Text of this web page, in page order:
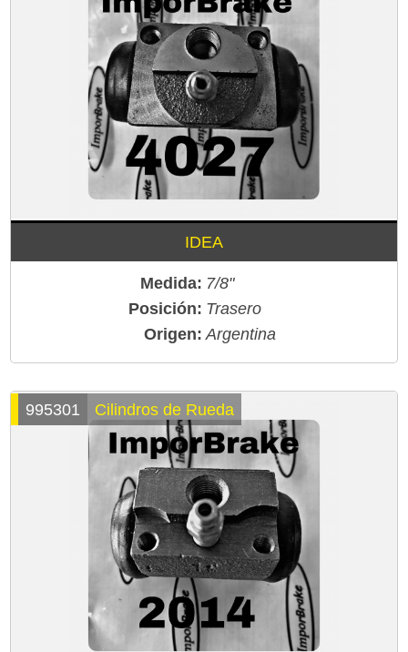
IDEA
Medida: 7/8"
Posición: Trasero
Origen: Argentina
995301 Cilindros de Rueda